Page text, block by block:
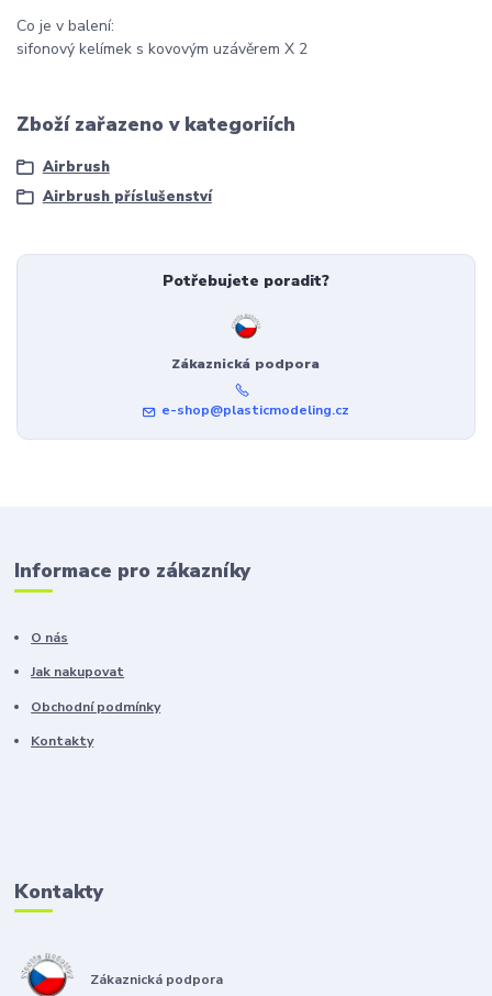
Co je v balení:
sifonový kelímek s kovovým uzávěrem X 2
Zboží zařazeno v kategoriích
Airbrush
Airbrush příslušenství
Potřebujete poradit?
Zákaznická podpora
e-shop@plasticmodeling.cz
Informace pro zákazníky
O nás
Jak nakupovat
Obchodní podmínky
Kontakty
Kontakty
Zákaznická podpora